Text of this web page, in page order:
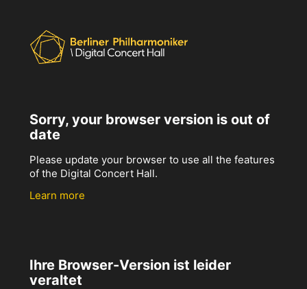
Sorry, your browser version is out of
date
Please update your browser to use all the features
of the Digital Concert Hall.
Learn more
Ihre Browser-Version ist leider
veraltet